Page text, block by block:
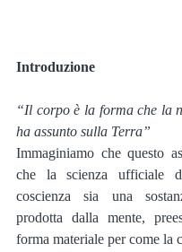
Introduzione
“Il corpo è la forma che la
ha assunto sulla Terra”
Immaginiamo che questo
che la scienza ufficiale
coscienza sia una
prodotta dalla mente,
forma materiale per come la